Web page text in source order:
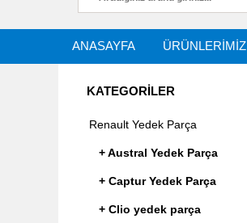
ANASAYFA ÜRÜNLERİMİZ
KATEGORİLER
Renault Yedek Parça
+ Austral Yedek Parça
+ Captur Yedek Parça
+ Clio yedek parça